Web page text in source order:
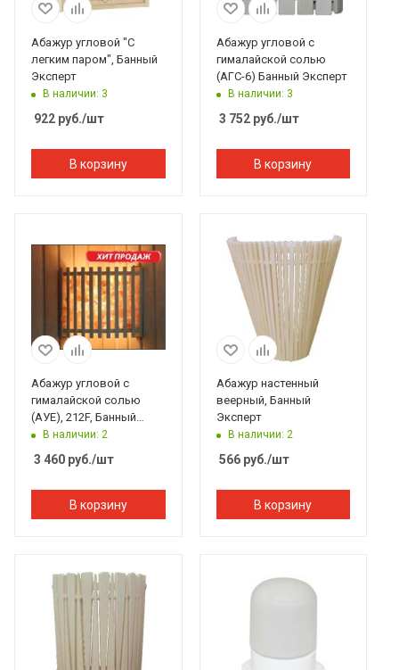
Абажур угловой "С
легким паром", Банный
Эксперт
В наличии: 3
922 руб./шт
В корзину
Абажур угловой с
гималайской солью
(АГС-6) Банный Эксперт
В наличии: 3
3 752руб./шт
В корзину
Абажур угловой с
гималайской солью
(АУЕ), 212F, Банный
Эксперт
В наличии: 2
3 460 руб./шт
В корзину
Абажур настенный
веерный, Банный
Эксперт
В наличии: 2
566руб./шт
В корзину